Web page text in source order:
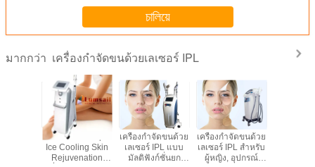
চালিয়ে
มากกว่า เครื่องกำจัดขนด้วยเลเซอร์ IPL
ร้านเสริมสวย Ipl
Ice Cooling Skin
Rejuvenation
เครื่องกำจัดขนด้วย
เลเซอร์ IPL แบบ
มัลติฟังก์ชั่นยก
เครื่องกำจัดขนด้วย
เลเซอร์ IPL สำหรับ
ผู้หญิง, อุปกรณ์